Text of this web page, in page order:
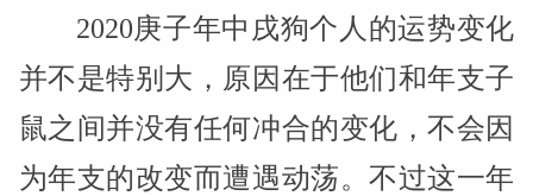
2020庚子年中戌狗个人的运势变化
并不是特别大，原因在于他们和年支子
鼠之间并没有任何冲合的变化，不会因
为年支的改变而遭遇动荡。不过这一年